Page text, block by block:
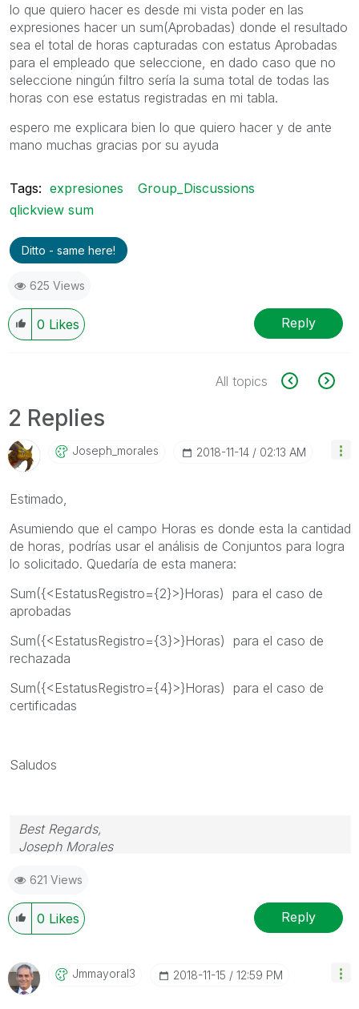
lo que quiero hacer es desde mi vista poder en las
expresiones hacer un sum(Aprobadas) donde el resultado
sea el total de horas capturadas con estatus Aprobadas
para el empleado que seleccione, en dado caso que no
seleccione ningún filtro sería la suma total de todas las
horas con ese estatus registradas en mi tabla.
espero me explicara bien lo que quiero hacer y de ante
mano muchas gracias por su ayuda
Tags: expresiones
Group_Discussions
qlickview sum
Ditto - same here!
625 Views
0 Likes Reply
All topics
2 Replies
Joseph_morales ‎2018-11-14 02:13 AM
Estimado,
Asumiendo que el campo Horas es donde esta la cantidad
de horas, podrías usar el análisis de Conjuntos para logra
lo solicitado. Quedaría de esta manera:
Sum({<EstatusRegistro={2}>}Horas) para el caso de
aprobadas
Sum({<EstatusRegistro={3}>}Horas) para el caso de
rechazada
Sum({<EstatusRegistro={4}>}Horas) para el caso de
certificadas
Saludos
Best Regards,
Joseph Morales
621 Views
0 Likes Reply
Jmmayoral3 ‎2018-11-15 12:59 PM